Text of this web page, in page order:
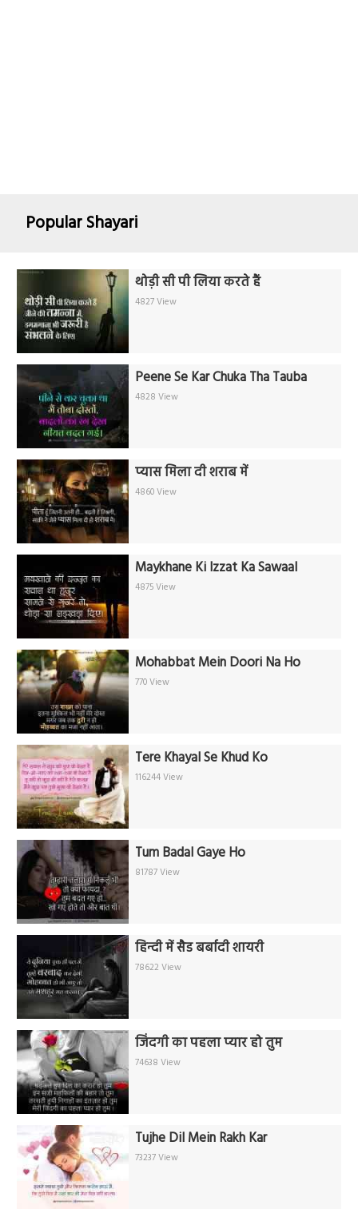
Popular Shayari
थोड़ी सी पी लिया करते हैं
4827 View
Peene Se Kar Chuka Tha Tauba
4828 View
प्यास मिला दी शराब में
4860 View
Maykhane Ki Izzat Ka Sawaal
4875 View
Mohabbat Mein Doori Na Ho
770 View
Tere Khayal Se Khud Ko
116244 View
Tum Badal Gaye Ho
81787 View
हिन्दी में सैड बर्बादी शायरी
78622 View
जिंदगी का पहला प्यार हो तुम
74638 View
Tujhe Dil Mein Rakh Kar
73237 View